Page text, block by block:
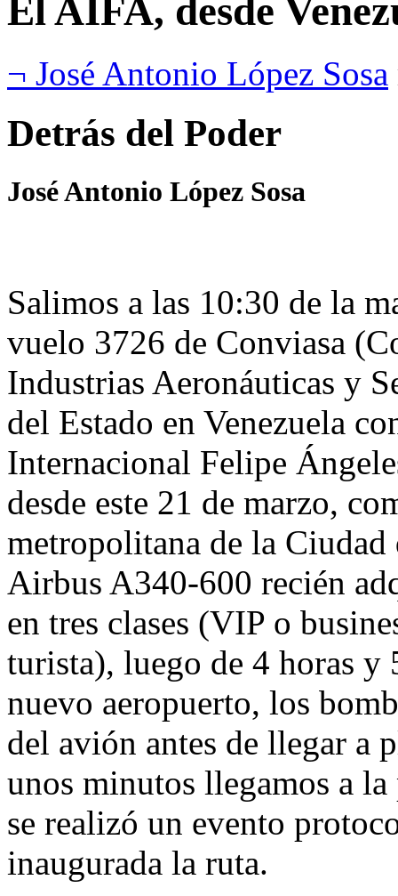
El AIFA, desde
¬ José Antonio López Sosa
Detrás del Poder
José Antonio López Sosa
Salimos a las 10:30 de la
vuelo 3726 de Conviasa
Industrias Aeronáuticas y
del Estado en Venezuela
Internacional Felipe
desde este 21 de marzo,
metropolitana de la
Airbus A340-600 recién
en tres clases (VIP o
turista), luego de 4 horas y
nuevo aeropuerto, los
del avión antes de llegar a
unos minutos llegamos a
se realizó un evento
inaugurada la ruta.